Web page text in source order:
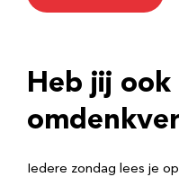
Heb jij ook
Iedere zondag lees je